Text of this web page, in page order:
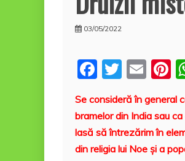
03/05/2022
F
c
e
b
T
w
itt
er
E
ai
l
e
Se consideră în general
bramelor din India sau
lasă să întrezărim în
din religia lui Noe şi a